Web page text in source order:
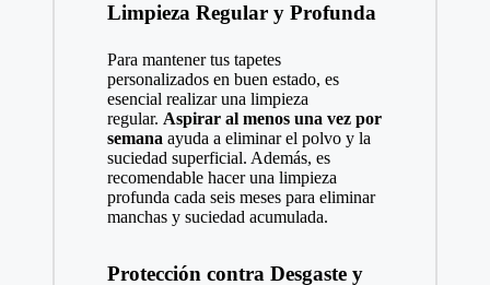
Limpieza Regular y Profunda
Para mantener tus tapetes
personalizados en buen estado, es
esencial realizar una limpieza
regular. Aspirar al menos una vez por
semana ayuda a eliminar el polvo y la
suciedad superficial. Además, es
recomendable hacer una limpieza
profunda cada seis meses para eliminar
manchas y suciedad acumulada.
Protección contra Desgaste y